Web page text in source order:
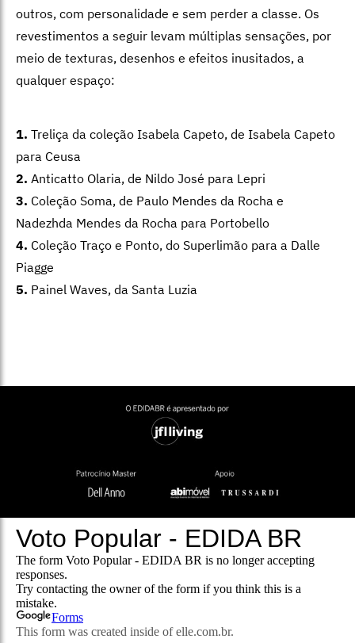
outros, com personalidade e sem perder a classe. Os
revestimentos a seguir levam múltiplas sensações, por
meio de texturas, desenhos e efeitos inusitados, a
qualquer espaço:
1. Treliça da coleção Isabela Capeto, de Isabela Capeto
para Ceusa
2. Anticatto Olaria, de Nildo José para Lepri
3. Coleção Soma, de Paulo Mendes da Rocha e
Nadezhda Mendes da Rocha para Portobello
4. Coleção Traço e Ponto, do Superlimão para a Dalle
Piagge
5. Painel Waves, da Santa Luzia